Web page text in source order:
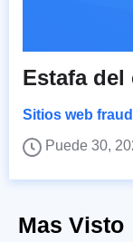
Estafa
Sitios web
Puede 30,
Mas Visto